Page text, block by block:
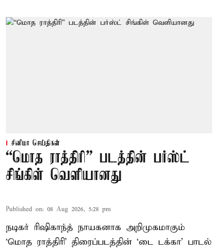
சினிமா செய்திகள்
“மொத ராத்திரி” படத்தின் பர்ஸ்ட்
சிங்கிள் வெளியானது
Published on: 08 Aug 2026, 5:28 pm
நடிகர் ரிஷிகாந்த் நாயகனாக அறிமுகமாகும்
‘மொத ராத்திரி’ திரைப்படத்தின் ‘டை டக்கா’ பாடல்